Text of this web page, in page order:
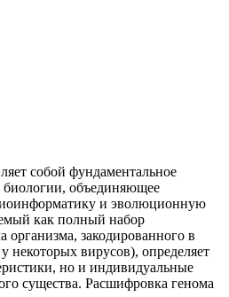
собой фундаментальное
биологии, объединяющее
и эволюционную
как полный набор
организма, закодированного в
вирусов), определяет
но и индивидуальные
существа. Расшифровка генома